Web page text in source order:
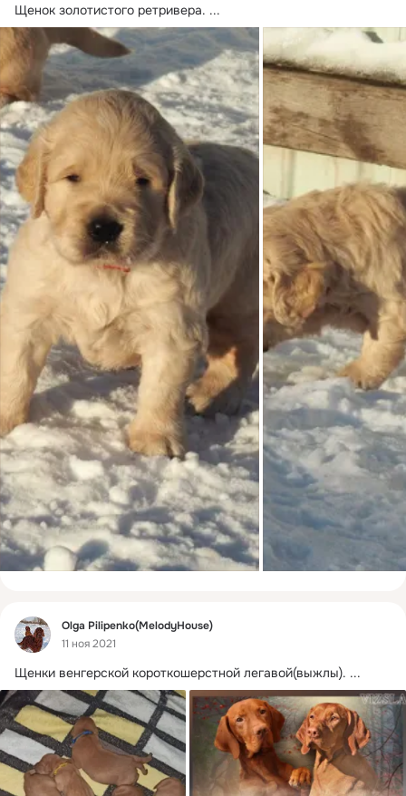
Щенок золотистого ретривера. ...
Фид
Olga Pilipenko(MelodyHouse)
11 ноя 2021
Щенки венгерской короткошерстной легавой(выжлы). ...